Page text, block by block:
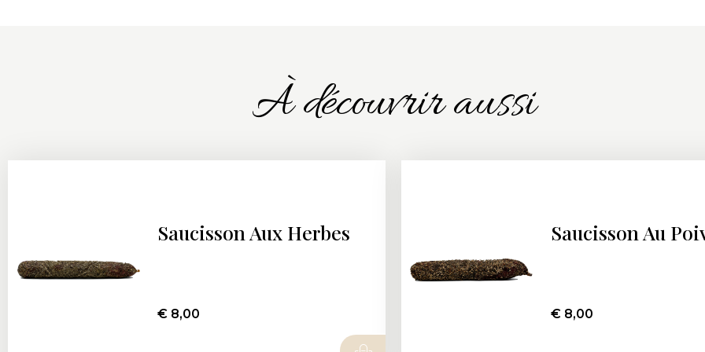
À découvrir aussi
Saucisson Aux Herbes
€8,00
Saucisson Au
€8,00